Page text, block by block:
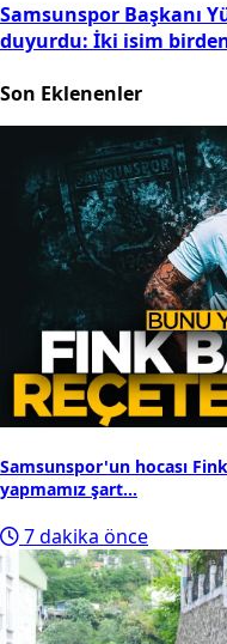
Samsunspor Başkanı
duyurdu: İki isim
Son Eklenenler
Samsunspor'un hocası
yapmamız şart...
7 dakika önce